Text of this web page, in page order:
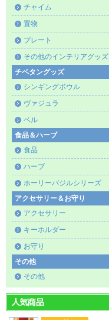
チャイム
置物
プレート
その他のインテリアグッズ
チベタングッズ
シンギングボウル
ヴァジュラ
ベル
食品＆ハーブ
食品
ハーブ
ホーリーバジルシリーズ
アクセサリー＆お守り
アクセサリー
キーホルダー
お守り
その他
その他